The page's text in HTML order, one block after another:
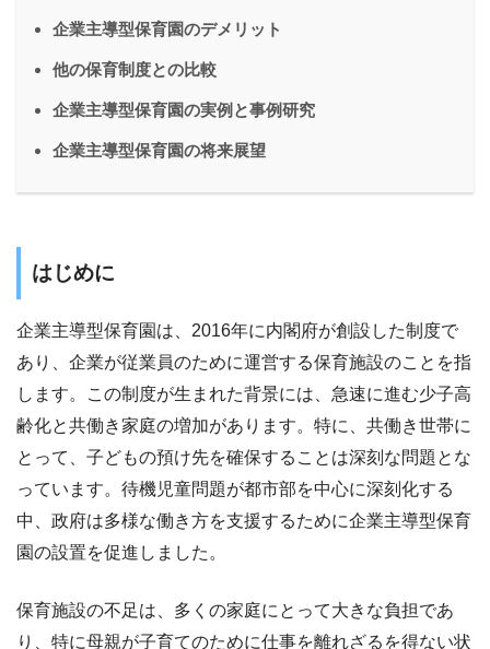
企業主導型保育園のデメリット
他の保育制度との比較
企業主導型保育園の実例と事例研究
企業主導型保育園の将来展望
はじめに
企業主導型保育園は、2016年に内閣府が創設した制度で
あり、企業が従業員のために運営する保育施設のことを指
します。この制度が生まれた背景には、急速に進む少子高
齢化と共働き家庭の増加があります。特に、共働き世帯に
とって、子どもの預け先を確保することは深刻な問題とな
っています。待機児童問題が都市部を中心に深刻化する
中、政府は多様な働き方を支援するために企業主導型保育
園の設置を促進しました。
保育施設の不足は、多くの家庭にとって大きな負担であ
り、特に母親が子育てのために仕事を離れざるを得ない状